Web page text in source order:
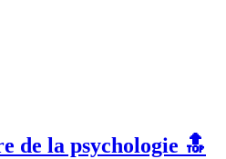
de la psychologie 🔝